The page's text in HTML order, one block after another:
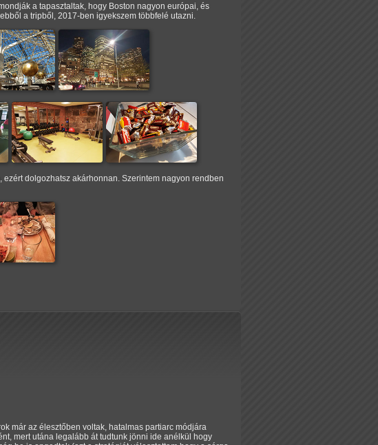
a tapasztaltak, hogy Boston nagyon európai, és
a tripből, 2017-ben igyekszem többfelé utazni.
dolgozhatsz akárhonnan. Szerintem nagyon rendben
már az élesztőben voltak, hatalmas partiarc módjára
mert utána legalább át tudtunk jönni ide anélkül hogy